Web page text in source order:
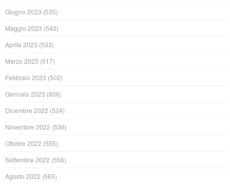
Giugno 2023 (535)
Maggio 2023 (543)
Aprile 2023 (533)
Marzo 2023 (517)
Febbraio 2023 (502)
Gennaio 2023 (606)
Dicembre 2022 (524)
Novembre 2022 (536)
Ottobre 2022 (555)
Settembre 2022 (556)
Agosto 2022 (565)